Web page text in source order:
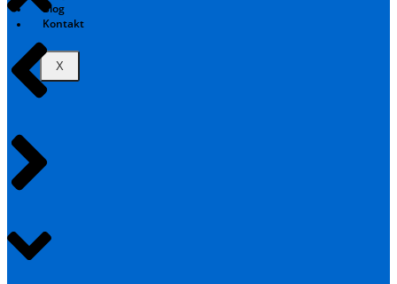
Blog
Kontakt
X